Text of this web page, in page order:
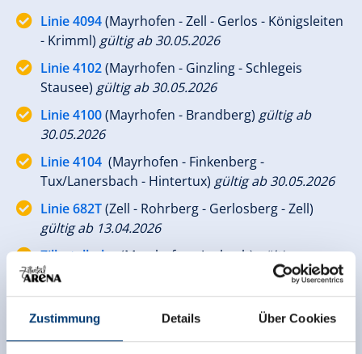
Zustimmung Details Über Cookies
Linie 4094(Mayrhofen - Zell - Gerlos - Königsleiten
- Krimml) gültig ab 30.05.2026
Linie 4102(Mayrhofen - Ginzling - Schlegeis
Stausee) gültig ab 30.05.2026
Linie 4100(Mayrhofen - Brandberg) gültig ab
30.05.2026
Linie 4104 (Mayrhofen - Finkenberg -
Tux/Lanersbach - Hintertux) gültig ab 30.05.2026
Linie 682T(Zell - Rohrberg - Gerlosberg - Zell)
gültig ab 13.04.2026
Zillertalbahn(Mayrhofen - Jenbach)gültig von
14.12.2025 - 12.12.2026
Pinzgau Bahn(Zell am See - Krimml - Zell am See)
gültig ab 14.12.2025